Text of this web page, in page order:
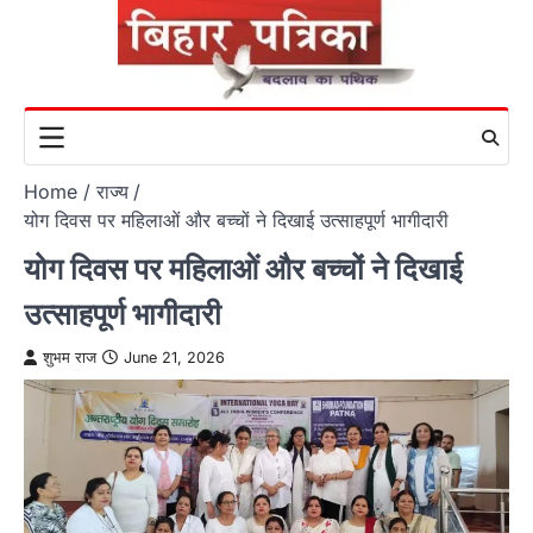
Home
राज्य
योग दिवस पर महिलाओं और बच्चों ने दिखाई उत्साहपूर्ण भागीदारी
योग दिवस पर महिलाओं और बच्चों ने दिखाई
उत्साहपूर्ण भागीदारी
शुभम राज June 21, 2026